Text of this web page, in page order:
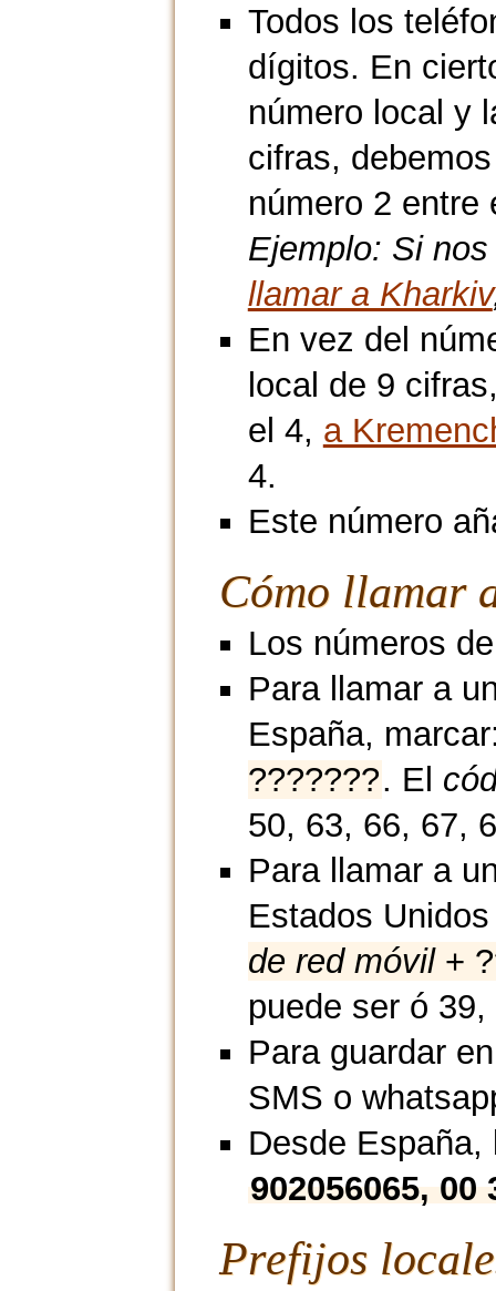
Todos los
dígitos. En
número local y
cifras,
número 2 entre
Ejemplo: Si
llamar a Kharkiv
En vez del
local de 9
el 4, a
4.
Este número
Cómo llamar
Los números
Para llamar a
España,
???????. El
50, 63, 66, 67,
Para llamar a
Estados
de red móvil+
puede ser ó
Para guardar
SMS o
Desde
902056065,
Prefijos